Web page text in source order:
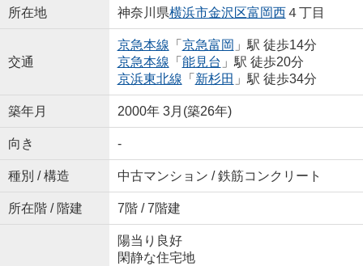
所在地 神奈川県横浜市金沢区富岡西４丁目
交通
京急本線 「 京急富岡 」駅 徒歩14分
京急本線 「 能見台 」駅 徒歩20分
京浜東北線 「 新杉田 」駅 徒歩34分
築年月 2000年 3月(築26年)
向き -
種別 / 構造 中古マンション / 鉄筋コンクリート
所在階 / 階建 7階 / 7階建
陽当り良好
閑静な住宅地